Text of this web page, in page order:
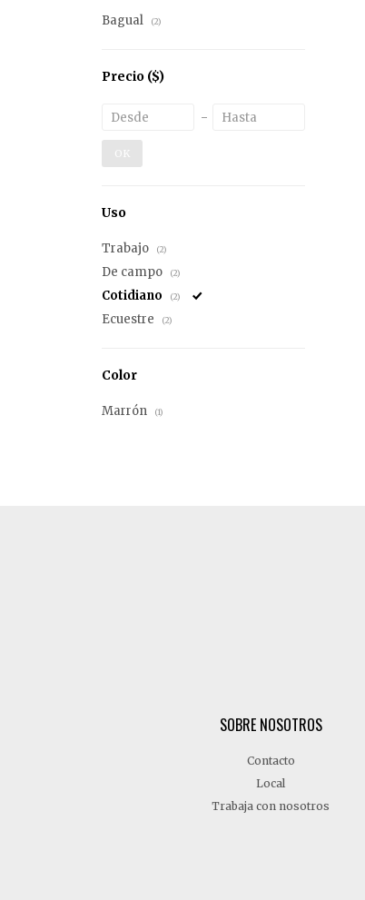
Bagual (2)
Precio ($)
OK
Uso
Trabajo (2)
De campo (2)
Cotidiano (2)
Ecuestre (2)
Color
Marrón (1)
SOBRE NOSOTROS
Contacto
Local
Trabaja con nosotros